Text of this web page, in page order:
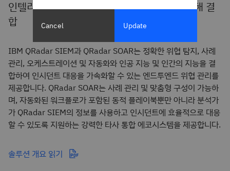
인텔리전스와 인사이트를 자동화와 통합을 통해 결
합
IBM QRadar SIEM과 QRadar SOAR는 정확한 위협 탐지, 사례
관리, 오케스트레이션 및 자동화와 인공 지능 및 인간의 지능을 결
합하여 인시던트 대응을 가속화할 수 있는 엔드투엔드 위협 관리를
제공합니다. QRadar SOAR는 사례 관리 및 맞춤형 구성이 가능하
며, 자동화된 워크플로가 포함된 동적 플레이북뿐만 아니라 분석가
가 QRadar SIEM의 정보를 사용하고 인시던트에 효율적으로 대응
할 수 있도록 지원하는 강력한 타사 통합 에코시스템을 제공합니다.
솔루션 개요 읽기
Cancel Update